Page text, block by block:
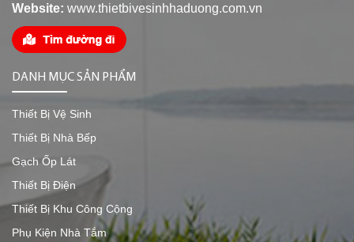
Website: www.thietbivesinhhaduong.com.vn
DANH MỤC SẢN PHẨM
Thiết Bị Vệ Sinh
Thiết Bị Nhà Bếp
Gạch Ốp Lát
Thiết Bị Điện
Thiết Bị Khu Công Cộng
Phụ Kiện Nhà Tắm